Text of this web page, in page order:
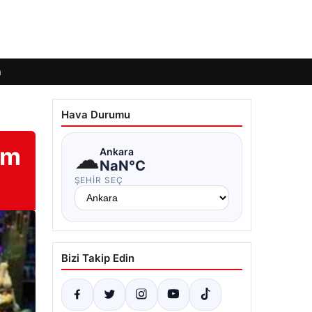
Hava Durumu
☁Ankara
NaN°C
ŞEHIR SEÇ
Bizi Takip Edin